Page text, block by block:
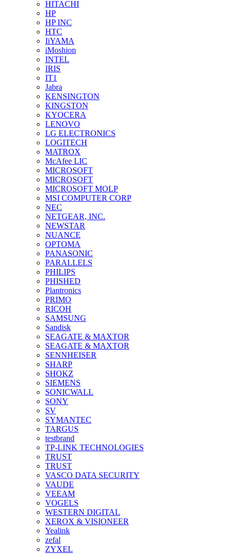
HITACHI
HP
HP INC
HTC
IiYAMA
iMoshion
INTEL
IRIS
IT1
Jabra
KENSINGTON
KINGSTON
KYOCERA
LENOVO
LG ELECTRONICS
LOGITECH
MATROX
McAfee LIC
MICROSOFT
MICROSOFT
MICROSOFT MOLP
MSI COMPUTER CORP
NEC
NETGEAR, INC.
NEWSTAR
NUANCE
OPTOMA
PANASONIC
PARALLELS
PHILIPS
PHISHED
Plantronics
PRIMO
RICOH
SAMSUNG
Sandisk
SEAGATE & MAXTOR
SEAGATE & MAXTOR
SENNHEISER
SHARP
SHOKZ
SIEMENS
SONICWALL
SONY
SV
SYMANTEC
TARGUS
testbrand
TP-LINK TECHNOLOGIES
TRUST
TRUST
VASCO DATA SECURITY
VAUDE
VEEAM
VOGELS
WESTERN DIGITAL
XEROX & VISIONEER
Yealink
zefal
ZYXEL